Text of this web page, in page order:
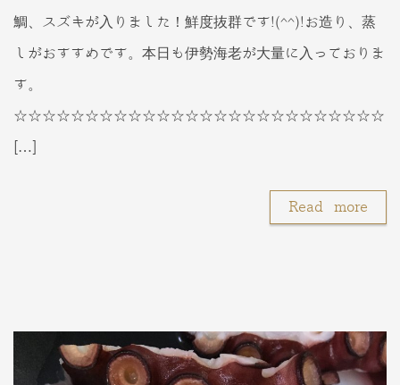
鯛、スズキが入りました！鮮度抜群です!(^^)!お造り、蒸
しがおすすめです。本日も伊勢海老が大量に入っておりま
す。
☆☆☆☆☆☆☆☆☆☆☆☆☆☆☆☆☆☆☆☆☆☆☆☆☆☆
[…]
Read more